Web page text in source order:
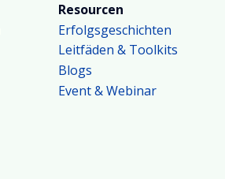
Resourcen
Erfolgsgeschichten
Leitfäden & Toolkits
Blogs
Event & Webinar